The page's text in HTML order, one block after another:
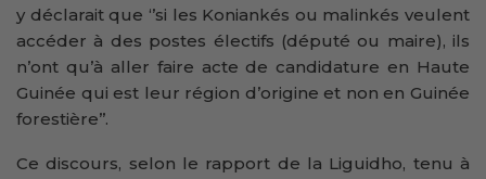
y déclarait que ‘’si les Koniankés ou malinkés veulent
accéder à des postes électifs (député ou maire), ils
n’ont qu’à aller faire acte de candidature en Haute
Guinée qui est leur région d’origine et non en Guinée
forestière’’.
Ce discours, selon le rapport de la Liguidho, tenu à